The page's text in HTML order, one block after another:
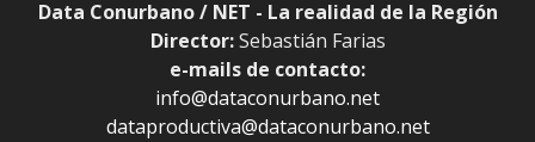
Data Conurbano / NET - La realidad de la Región
Director:Sebastián Farias
e-mails de contacto:
info@dataconurbano.net
dataproductiva@dataconurbano.net